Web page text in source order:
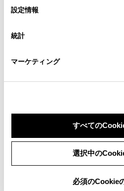
デバイスにすべてのCookie(クッキ
意したことになります。Cookie(
設定の変更、同意を撤回したりす
「Cookie（クッキー）情報の取り
設定情報
統計
マーケティング
すべての
選択中の
必須のCookie
ブラインドスポットモニター（後側
ドライブレコーダー